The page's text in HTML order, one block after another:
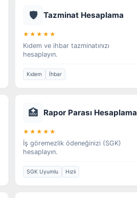
🛡️ Tazminat Hesaplama
★★★★★
Kıdem ve ihbar tazminatınızı
hesaplayın.
Kıdem İhbar
🏥 Rapor Parası Hesaplama
★★★★★
İş göremezlik ödeneğinizi (SGK)
hesaplayın.
SGK Uyumlu Hızlı